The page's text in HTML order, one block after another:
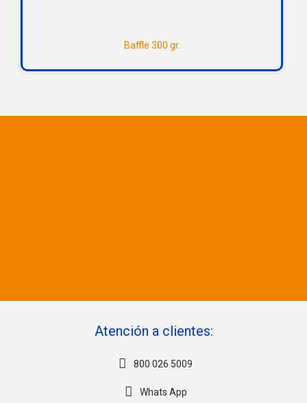
Baffle 300 gr.
Atención a clientes:
800 026 5009
Whats App